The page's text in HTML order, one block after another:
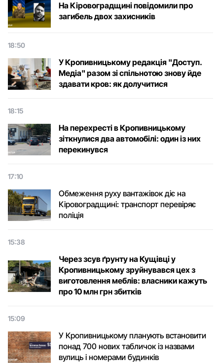
На Кіровоградщині повідомили про
загибель двох захисників
18:50
У Кропивницькому редакція "Доступ.
Медіа" разом зі спільнотою знову йде
здавати кров: як долучитися
18:15
На перехресті в Кропивницькому
зіткнулися два автомобілі: один із них
перекинувся
17:10
Обмеження руху вантажівок діє на
Кіровоградщині: транспорт перевіряє
поліція
15:38
Через зсув ґрунту на Кущівці у
Кропивницькому зруйнувався цех з
виготовлення меблів: власники кажуть
про 10 млн грн збитків
15:09
У Кропивницькому планують встановити
понад 700 нових табличок із назвами
вулиць і номерами будинків